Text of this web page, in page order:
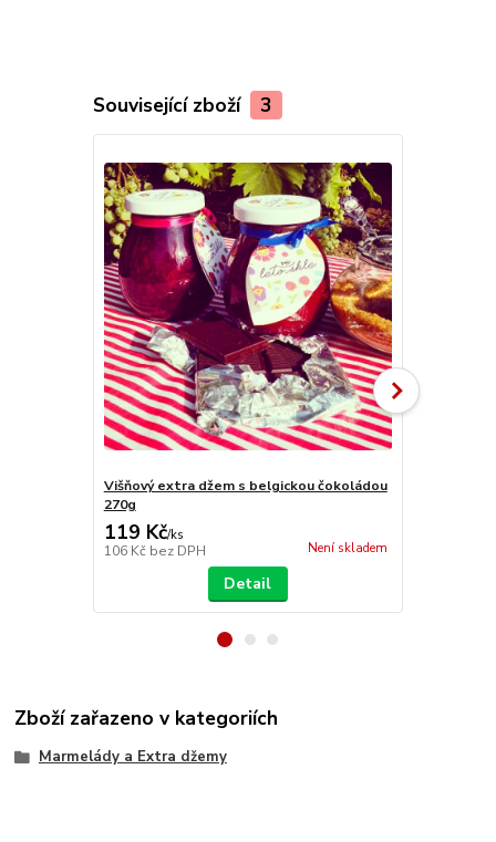
Související zboží 3
Višňový extra džem s belgickou čokoládou
270g
119 Kč/ks
106 Kč bez DPH Není skladem
Detail
Zboží zařazeno v kategoriích
Marmelády a Extra džemy